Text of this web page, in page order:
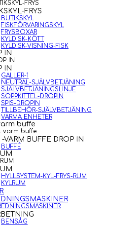
FRYS
BUTIKSKYL
FISKFÖRVARINGSKYL
FRYSBOXAR
KYLDISK-KÖTT
KYLDISK-VISNING-FISK
IN
IN
GALLER-1
NEUTRAL-SJÄLVBETJÄNING
SJÄLVBETJÄNINGSLINJE
SOPPKITTEL-DROPIN
SPIS-DROPIN
TILLBEHÖR-SJÄLVBETJÄNING
VARMA ENHETER
buffe
-VARM BUFFE DROP IN
BUFFÉ
HYLLSYSTEM-KYL-FRYS-RUM
KYLRUM
BENSÅG